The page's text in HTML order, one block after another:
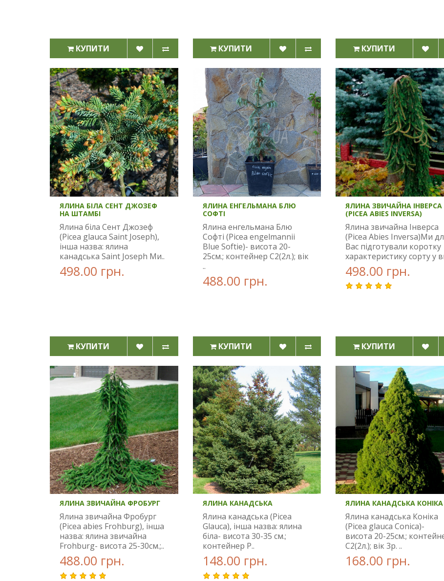
КУПИТИ КУПИТИ КУПИТИ
ЯЛИНА БІЛА СЕНТ ДЖОЗЕФ
НА ШТАМБІ
Ялина біла Сент Джозеф
(Picea glauca Saint Joseph),
інша назва: ялина
канадська Saint Joseph Ми..
498.00 грн.
КУПИТИ
ЯЛИНА ЕНГЕЛЬМАНА БЛЮ
СОФТІ
Ялина енгельмана Блю
Софті (Picea engelmannii
Blue Softie)- висота 20-
25см.; контейнер С2(2л.); вік
..
488.00 грн.
КУПИТИ
ЯЛИНА ЗВИЧАЙНА ІНВЕРСА
(PICEA ABIES INVERSA)
Ялина звичайна Інверса
(Picea Abies Inversa)Ми
Вас підготували коротку
характеристику сорту у
498.00 грн.
КУПИТИ
ЯЛИНА ЗВИЧАЙНА ФРОБУРГ
Ялина звичайна Фробург
(Picea abies Frohburg), інша
назва: ялина звичайна
Frohburg- висота 25-30см.;..
488.00 грн.
ЯЛИНА КАНАДСЬКА
Ялина канадська (Picea
Glauca), інша назва: ялина
біла- висота 30-35 см.;
контейнер Р..
148.00 грн.
ЯЛИНА КАНАДСЬКА КОНІКА
Ялина канадська Коніка
(Picea glauca Conica)-
висота 20-25см.;
С2(2л.); вік 3р. ..
168.00 грн.